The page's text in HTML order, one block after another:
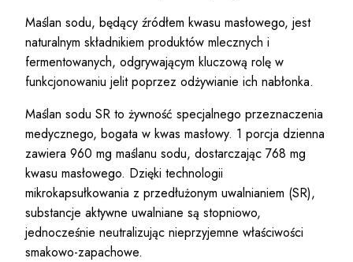
Maślan sodu, będący źródłem kwasu masłowego, jest
naturalnym składnikiem produktów mlecznych i
fermentowanych, odgrywającym kluczową rolę w
funkcjonowaniu jelit poprzez odżywianie ich nabłonka.
Maślan sodu SR to żywność specjalnego przeznaczenia
medycznego, bogata w kwas masłowy. 1 porcja dzienna
zawiera 960 mg maślanu sodu, dostarczając 768 mg
kwasu masłowego. Dzięki technologii
mikrokapsułkowania z przedłużonym uwalnianiem (SR),
substancje aktywne uwalniane są stopniowo,
jednocześnie neutralizując nieprzyjemne właściwości
smakowo-zapachowe.